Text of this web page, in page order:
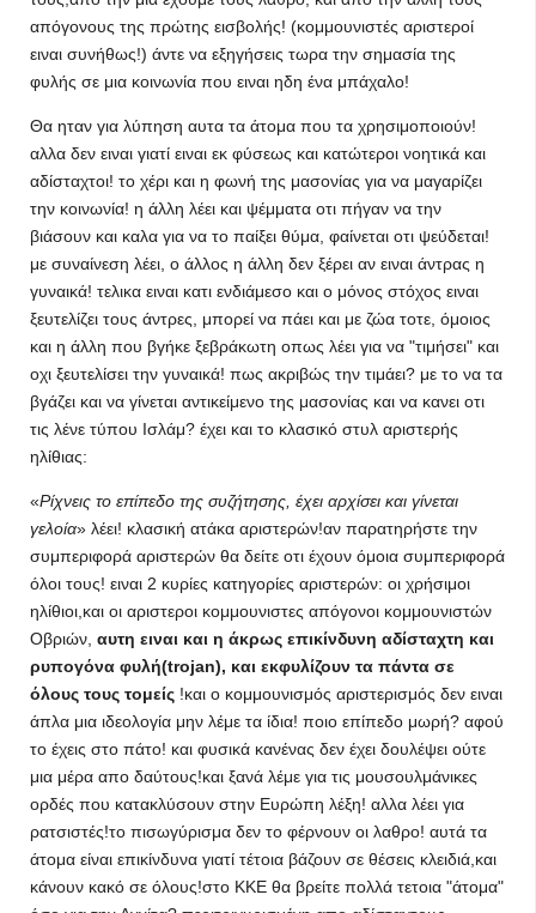
απόγονους της πρώτης εισβολής! (κομμουνιστές αριστεροί
ειναι συνήθως!) άντε να εξηγήσεις τωρα την σημασία της
φυλής σε μια κοινωνία που ειναι ηδη ένα μπάχαλο!
Θα ηταν για λύπηση αυτα τα άτομα που τα χρησιμοποιούν!
αλλα δεν ειναι γιατί ειναι εκ φύσεως και κατώτεροι νοητικά και
αδίσταχτοι! το χέρι και η φωνή της μασονίας για να μαγαρίζει
την κοινωνία! η άλλη λέει και ψέμματα οτι πήγαν να την
βιάσουν και καλα για να το παίξει θύμα, φαίνεται οτι ψεύδεται!
με συναίνεση λέει, ο άλλος η άλλη δεν ξέρει αν ειναι άντρας η
γυναικά! τελικα ειναι κατι ενδιάμεσο και ο μόνος στόχος ειναι
ξευτελίζει τους άντρες, μπορεί να πάει και με ζώα τοτε, όμοιος
και η άλλη που βγήκε ξεβράκωτη οπως λέει για να "τιμήσει" και
οχι ξευτελίσει την γυναικά! πως ακριβώς την τιμάει? με το να τα
βγάζει και να γίνεται αντικείμενο της μασονίας και να κανει οτι
τις λένε τύπου Ισλάμ? έχει και το κλασικό στυλ αριστερής
ηλίθιας:
Ρίχνεις το επίπεδο της συζήτησης, έχει αρχίσει και γίνεται
γελοία
λέει! κλασική ατάκα αριστερών!αν παρατηρήστε την
συμπεριφορά αριστερών θα δείτε οτι έχουν όμοια συμπεριφορά
όλοι τους! ειναι 2 κυρίες κατηγορίες αριστερών: οι χρήσιμοι
ηλίθιοι,και οι αριστεροι κομμουνιστες απόγονοι κομμουνιστών
Οβριών, αυτη ειναι και η άκρως επικίνδυνη αδίσταχτη και
ρυπογόνα φυλή(trojan), και εκφυλίζουν τα πάντα σε
όλους τους τομείς !και ο κομμουνισμός αριστερισμός δεν ειναι
άπλα μια ιδεολογία μην λέμε τα ίδια! ποιο επίπεδο μωρή? αφού
το έχεις στο πάτο! και φυσικά κανένας δεν έχει δουλέψει ούτε
μια μέρα απο δαύτους!και ξανά λέμε για τις μουσουλμάνικες
ορδές που κατακλύσουν στην Ευρώπη λέξη! αλλα λέει για
ρατσιστές!το πισωγύρισμα δεν το φέρνουν οι λαθρο! αυτά τα
άτομα είναι επικίνδυνα γιατί τέτοια βάζουν σε θέσεις κλειδιά, και
κάνουν κακό σε όλους!στο ΚΚΕ θα βρείτε πολλά τετοια "άτομα"